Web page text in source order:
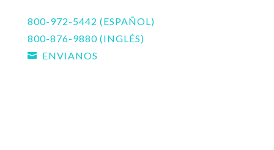
800-972-5442 (ESPAÑOL)
800-876-9880 (INGLÉS)
 ENVIANOS